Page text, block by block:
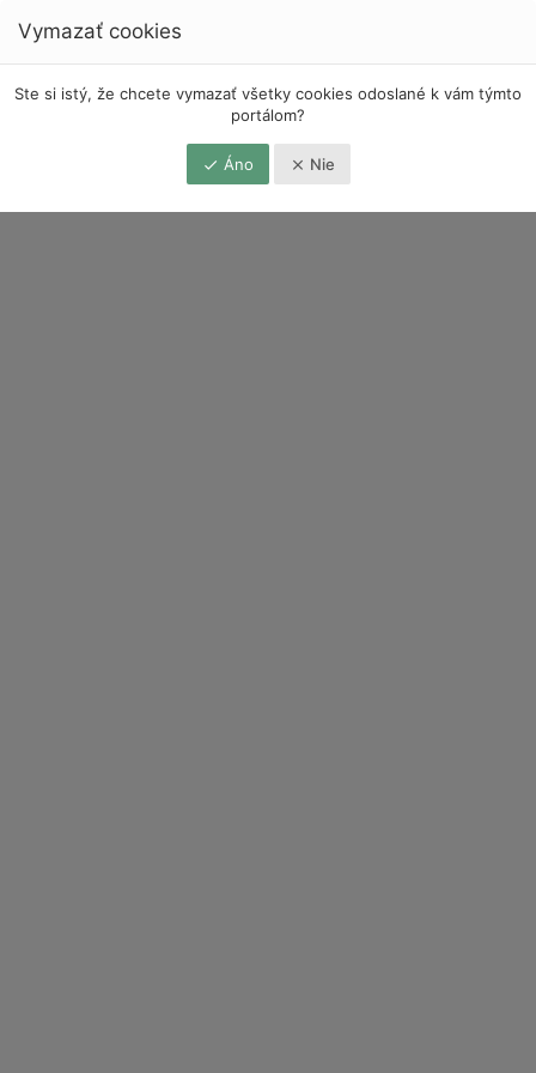
Vymazať cookies
Ste si istý, že chcete vymazať všetky cookies odoslané k vám týmto
portálom?
Áno Nie